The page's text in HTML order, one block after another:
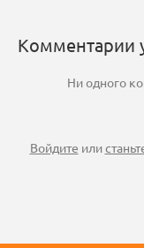
Комментарии
Ни одного
Войдите или